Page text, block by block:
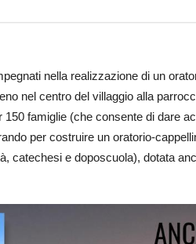
nella realizzazione di un
nel centro del villaggio alla
famiglie (che consente di dare
per costruire un oratorio-
catechesi e doposcuola), dotata